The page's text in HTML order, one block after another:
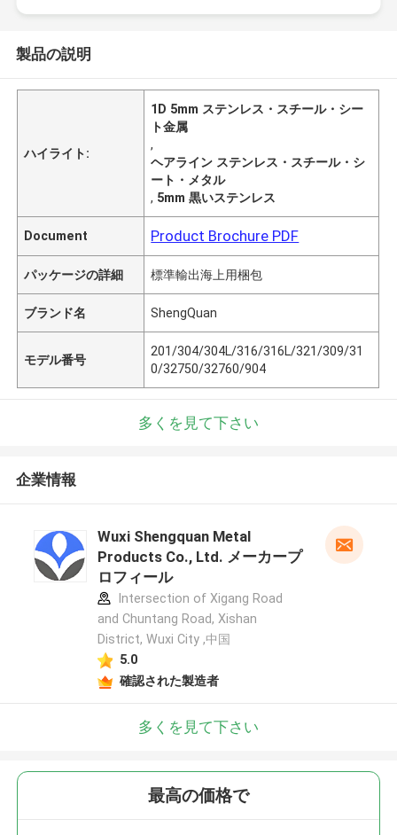
製品の説明
ハイライト:
1D 5mm ステンレス・スチール・シー
ト金属
,
ヘアライン ステンレス・スチール・シ
ート・メタル
, 5mm 黒いステンレス
Document Product Brochure PDF
パッケージの詳細 標準輸出海上用梱包
ブランド名 ShengQuan
モデル番号
201/304/304L/316/316L/321/309/31
0/32750/32760/904
多くを見て下さい
企業情報
Wuxi Shengquan Metal
Products Co., Ltd. メーカープ
ロフィール
Intersection of Xigang Road
and Chuntang Road, Xishan
District, Wuxi City ,中国
5.0
確認された製造者
多くを見て下さい
最高の価格で